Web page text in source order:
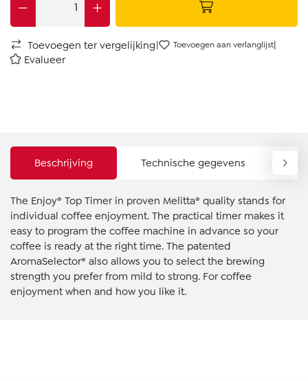
Toevoegen ter vergelijking| Toevoegen aan verlanglijst|
Evalueer
Beschrijving Technische gegevens
The Enjoy® Top Timer in proven Melitta® quality stands for
individual coffee enjoyment. The practical timer makes it
easy to program the coffee machine in advance so your
coffee is ready at the right time. The patented
AromaSelector® also allows you to select the brewing
strength you prefer from mild to strong. For coffee
enjoyment when and how you like it.